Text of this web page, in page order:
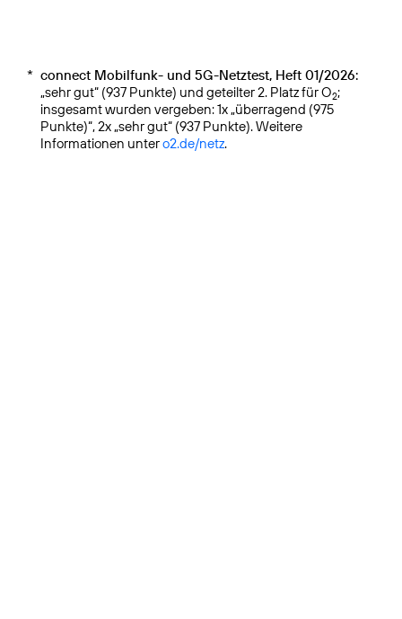
* connect Mobilfunk- und 5G-Netztest, Heft 01/2026:
„sehr gut“ (937 Punkte) und geteilter 2. Platz für O2;
insgesamt wurden vergeben: 1x „überragend (975
Punkte)“, 2x „sehr gut“ (937 Punkte). Weitere
Informationen untero2.de/netz.